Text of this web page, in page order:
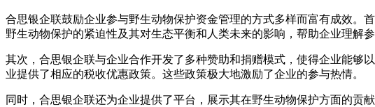
合思银企联鼓励企业参与野生动物保护资金管理的方式多样而富有成效。
野生动物保护的紧迫性及其对生态平衡和人类未来的影响，帮助企业理解
其次，合思银企联与企业合作开发了多种赞助和捐赠模式，使得企业能够
业提供了相应的税收优惠政策。这些政策极大地激励了企业的参与热情。
同时，合思银企联还为企业提供了平台，展示其在野生动物保护方面的